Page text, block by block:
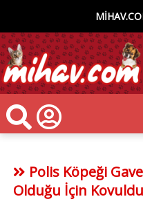
Polis Köpeği
Olduğu İçin Kovuldu